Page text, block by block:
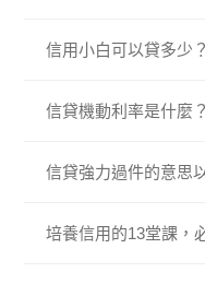
信用小白可以貸多少
信貸機動利率是什麼
信貸強力過件的意思
培養信用的13堂課，